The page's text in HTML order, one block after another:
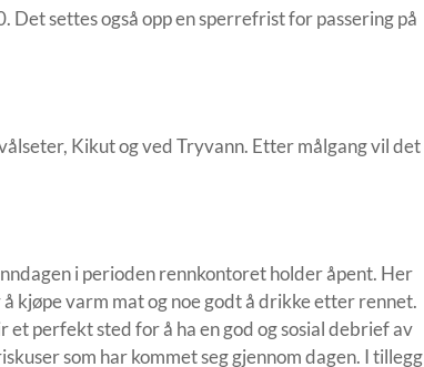
settes også opp en sperrefrist for passering på
Kikut og ved Tryvann. Etter målgang vil det
i perioden rennkontoret holder åpent. Her
kjøpe varm mat og noe godt å drikke etter rennet.
perfekt sted for å ha en god og sosial debrief av
som har kommet seg gjennom dagen. I tillegg